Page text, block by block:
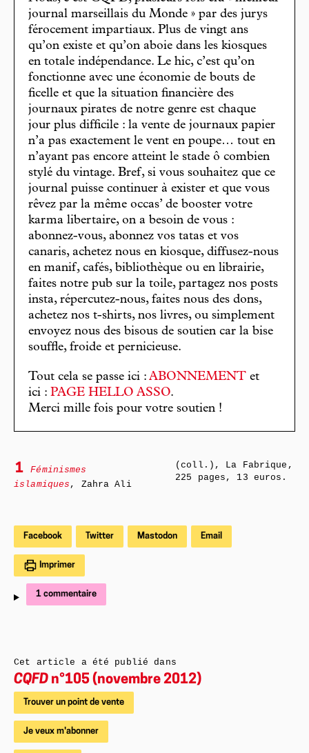
journal marseillais du Monde » par des jurys
férocement impartiaux. Plus de vingt ans
qu’on existe et qu’on aboie dans les kiosques
en totale indépendance. Le hic, c’est qu’on
fonctionne avec une économie de bouts de
ficelle et que la situation financière des
journaux pirates de notre genre est chaque
jour plus difficile : la vente de journaux papier
n’a pas exactement le vent en poupe… tout en
n’ayant pas encore atteint le stade ô combien
stylé du vintage. Bref, si vous souhaitez que ce
journal puisse continuer à exister et que vous
rêvez par la même occas’ de booster votre
karma libertaire, on a besoin de vous :
abonnez-vous, abonnez vos tatas et vos
canaris, achetez nous en kiosque, diffusez-nous
en manif, cafés, bibliothèque ou en librairie,
faites notre pub sur la toile, partagez nos posts
insta, répercutez-nous, faites nous des dons,
achetez nos t-shirts, nos livres, ou simplement
envoyez nous des bisous de soutien car la bise
souffle, froide et pernicieuse.
Tout cela se passe ici : ABONNEMENT et
ici : PAGE HELLO ASSO.
Merci mille fois pour votre soutien !
1
Féminismes
islamiques , Zahra Ali
(coll.), La Fabrique,
225 pages, 13 euros.
Facebook Twitter Mastodon Email
Imprimer
1 commentaire
Cet article a été publié dans
CQFD n°105 (novembre 2012)
Trouver un point de vente
Je veux m'abonner